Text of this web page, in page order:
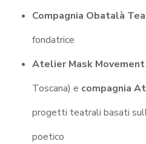
Compagnia Obatalà
fondatrice
Atelier Mask
Toscana) e compagnia
progetti teatrali basati
poetico